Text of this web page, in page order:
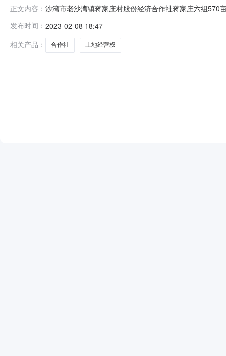
正文内容： 沙湾市老沙湾镇蒋家庄村股份经济合作社蒋家庄六组570
积/数量570亩转出期限2023-02-10至2025-11-01成交价
发布时间： 2023-02-08 18:47
相关产品：
合作社 土地经营权